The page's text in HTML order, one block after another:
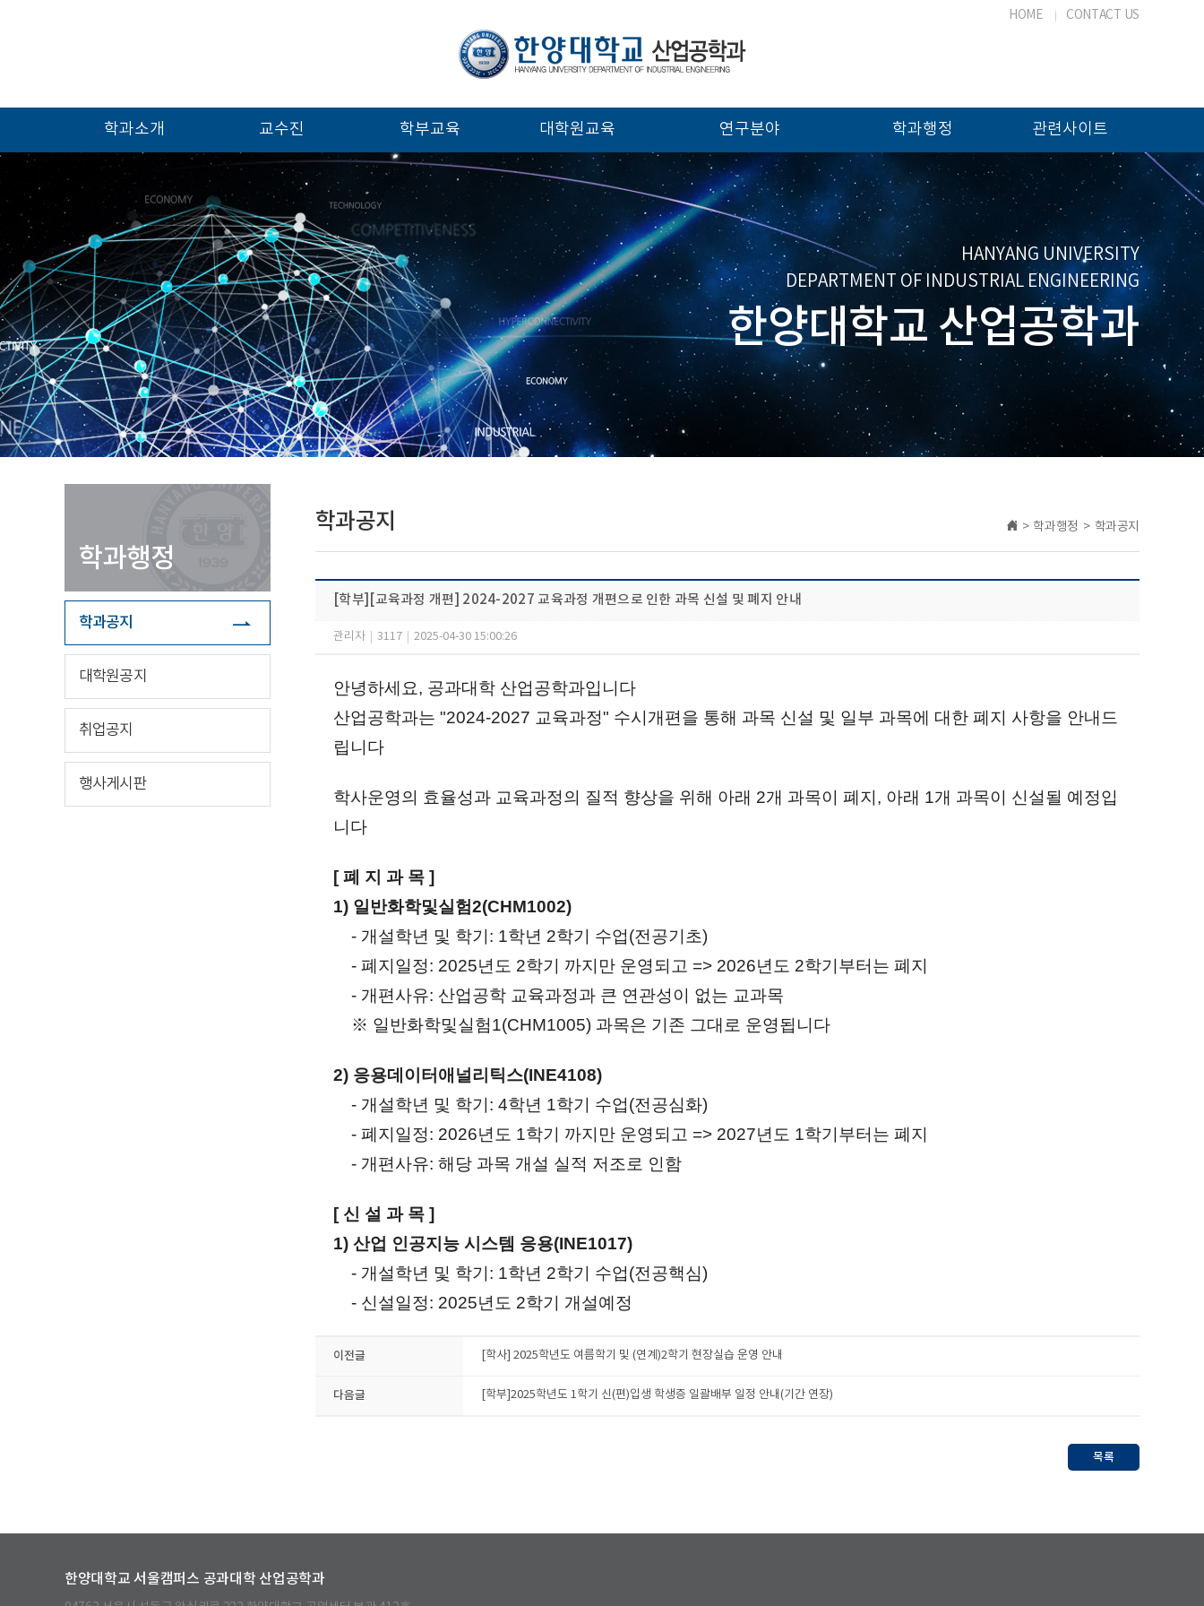
HOME CONTACT US
학과소개 교수진 학부교육 대학원교육 연구분야 학과행정 관련사이트
HANYANG UNIVERSITY
DEPARTMENT OF INDUSTRIAL ENGINEERING
한양대학교 산업공학과
학과행정
학과공지
대학원공지
취업공지
행사게시판
학과공지 > 학과행정 > 학과공지
[학부][교육과정 개편] 2024-2027 교육과정 개편으로 인한 과목 신설 및 폐지 안내
관리자 3117 2025-04-30 15:00:26
안녕하세요, 공과대학 산업공학과입니다
산업공학과는 "2024-2027 교육과정" 수시개편을 통해 과목 신설 및 일부 과목에 대한 폐지 사항을 안내드
립니다
학사운영의 효율성과 교육과정의 질적 향상을 위해 아래 2개 과목이 폐지, 아래 1개 과목이 신설될 예정입
니다
[ 폐 지 과 목 ]
1) 일반화학및실험2(CHM1002)
- 개설학년 및 학기: 1학년 2학기 수업(전공기초)
- 폐지일정: 2025년도 2학기 까지만 운영되고 => 2026년도 2학기부터는 폐지
- 개편사유: 산업공학 교육과정과 큰 연관성이 없는 교과목
※ 일반화학및실험1(CHM1005) 과목은 기존 그대로 운영됩니다
2) 응용데이터애널리틱스(INE4108)
- 개설학년 및 학기: 4학년 1학기 수업(전공심화)
- 폐지일정: 2026년도 1학기 까지만 운영되고 => 2027년도 1학기부터는 폐지
- 개편사유: 해당 과목 개설 실적 저조로 인함
[ 신 설 과 목 ]
1) 산업 인공지능 시스템 응용(INE1017)
- 개설학년 및 학기: 1학년 2학기 수업(전공핵심)
- 신설일정: 2025년도 2학기 개설예정
이전글 [학사] 2025학년도 여름학기 및 (연계)2학기 현장실습 운영 안내
다음글 [학부]2025학년도 1학기 신(편)입생 학생증 일괄배부 일정 안내(기간 연장)
목록
한양대학교 서울캠퍼스 공과대학 산업공학과